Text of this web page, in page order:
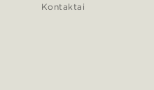
Kontaktai